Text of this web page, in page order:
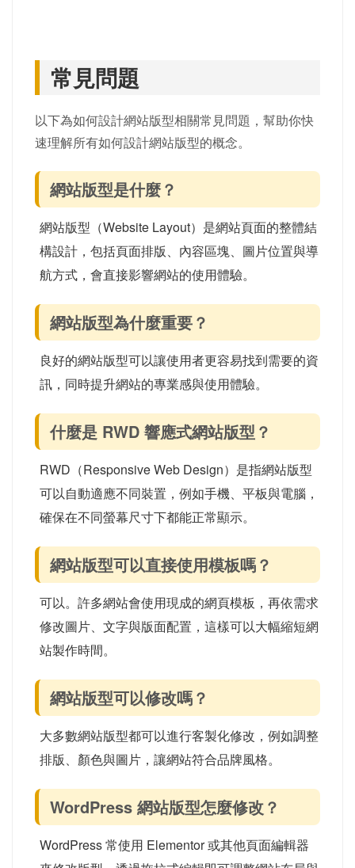
常見問題
以下為如何設計網站版型相關常見問題，幫助你快
速理解所有如何設計網站版型的概念。
網站版型是什麼？
網站版型（Website Layout）是網站頁面的整體結
構設計，包括頁面排版、內容區塊、圖片位置與導
航方式，會直接影響網站的使用體驗。
網站版型為什麼重要？
良好的網站版型可以讓使用者更容易找到需要的資
訊，同時提升網站的專業感與使用體驗。
什麼是 RWD 響應式網站版型？
RWD（Responsive Web Design）是指網站版型
可以自動適應不同裝置，例如手機、平板與電腦，
確保在不同螢幕尺寸下都能正常顯示。
網站版型可以直接使用模板嗎？
可以。許多網站會使用現成的網頁模板，再依需求
修改圖片、文字與版面配置，這樣可以大幅縮短網
站製作時間。
網站版型可以修改嗎？
大多數網站版型都可以進行客製化修改，例如調整
排版、顏色與圖片，讓網站符合品牌風格。
WordPress 網站版型怎麼修改？
WordPress 常使用 Elementor 或其他頁面編輯器